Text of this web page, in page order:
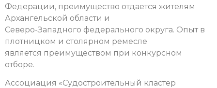
Федерации, преимущество отдается жителям
Архангельской области и
Северо-Западного федерального округа. Опыт в
плотницком и столярном ремесле
является преимуществом при конкурсном
отборе.
Ассоциация «Судостроительный кластер